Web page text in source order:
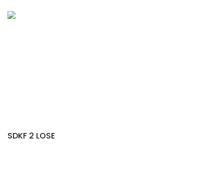
SDKF 2 LOSE